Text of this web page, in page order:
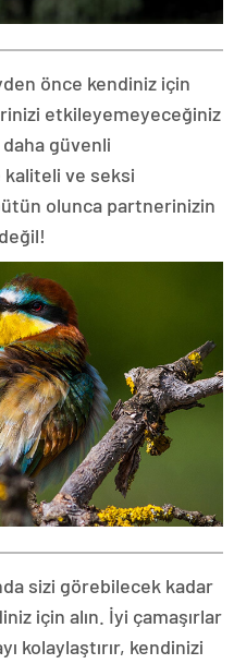
önce kendiniz için
etkileyemeyeceğiniz
güvenli
ve seksi
olunca partnerinizin
sizi görebilecek kadar
için alın. İyi çamaşırlar
kolaylaştırır, kendinizi